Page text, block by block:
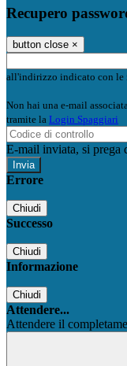
Recupero
button close ×
all'indirizzo indicato con le
Non hai una e-mail
tramite la Login Spaggiari
E-mail inviata, si prega
Errore
Chiudi
Successo
Chiudi
Informazione
Chiudi
Attendere...
Attendere il